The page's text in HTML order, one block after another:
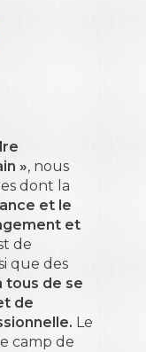
», nous
dont la
et le
et
de
que des
tous de se
de
Le
camp de